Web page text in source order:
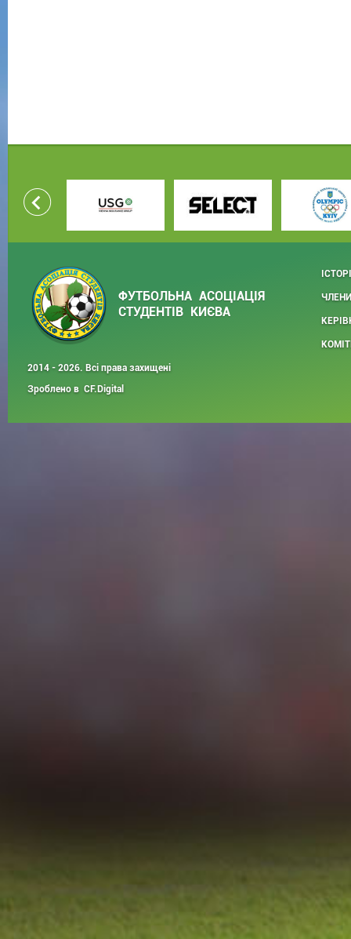
ФУТБОЛЬНА АСОЦІАЦІЯ
СТУДЕНТІВ КИЄВА
2014 - 2026. Всі права захищені
Зроблено в CF.Digital